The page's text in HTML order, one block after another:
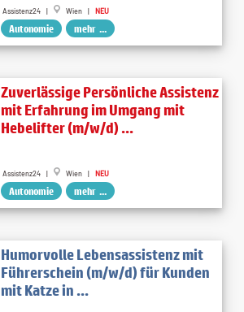
Assistenz24 | Wien | NEU
Autonomie mehr ...
Zuverlässige Persönliche Assistenz
mit Erfahrung im Umgang mit
Hebelifter (m/w/d) ...
Assistenz24 | Wien | NEU
Autonomie mehr ...
Humorvolle Lebensassistenz mit
Führerschein (m/w/d) für Kunden
mit Katze in ...